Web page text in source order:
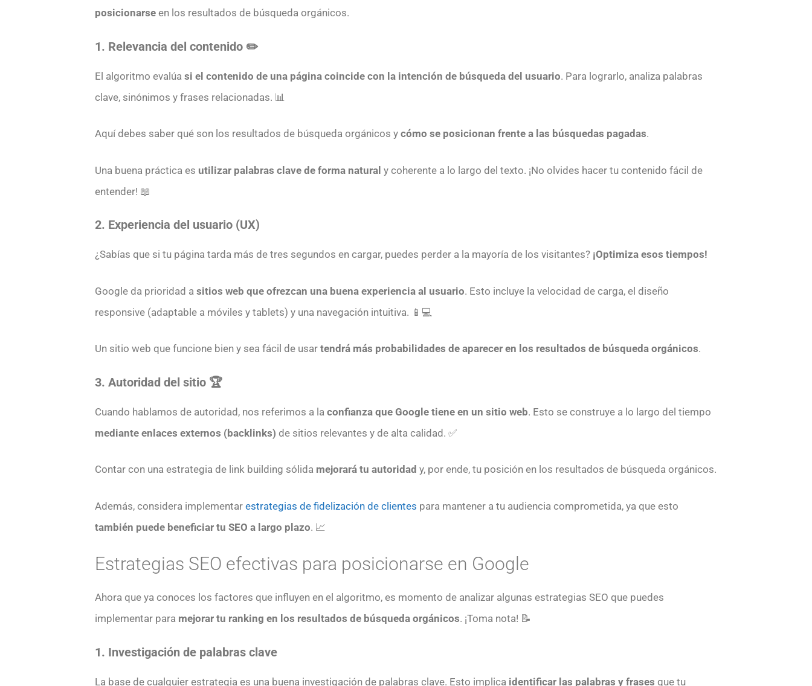
posicionarseen los resultados de búsqueda orgánicos.
1. Relevancia del contenido ✏️
El algoritmo evalúa si el contenido de una página coincide con la intención de búsqueda del usuario. Para lograrlo, analiza palabras
clave, sinónimos y frases relacionadas. 📊
Aquí debes saber qué son los resultados de búsqueda orgánicos y cómo se posicionan frente a las búsquedas pagadas.
Una buena práctica es utilizar palabras clave de forma natural y coherente a lo largo del texto. ¡No olvides hacer tu contenido fácil de
entender! 📖
2. Experiencia del usuario (UX)
¿Sabías que si tu página tarda más de tres segundos en cargar, puedes perder a la mayoría de los visitantes? ¡Optimiza esos tiempos!
Google da prioridad a sitios web que ofrezcan una buena experiencia al usuario. Esto incluye la velocidad de carga, el diseño
responsive (adaptable a móviles y tablets) y una navegación intuitiva. 📱💻
Un sitio web que funcione bien y sea fácil de usar tendrá más probabilidades de aparecer en los resultados de búsqueda orgánicos.
3. Autoridad del sitio 🏆
Cuando hablamos de autoridad, nos referimos a la confianza que Google tiene en un sitio web. Esto se construye a lo largo del tiempo
mediante enlaces externos (backlinks) de sitios relevantes y de alta calidad. ✅
Contar con una estrategia de link building sólidamejorará tu autoridad y, por ende, tu posición en los resultados de búsqueda orgánicos.
Además, considera implementar estrategias de fidelización de clientes para mantener a tu audiencia comprometida, ya que esto
también puede beneficiar tu SEO a largo plazo. 📈
Estrategias SEO efectivas para posicionarse en Google
Ahora que ya conoces los factores que influyen en el algoritmo, es momento de analizar algunas estrategias SEO que puedes
implementar para mejorar tu ranking en los resultados de búsqueda orgánicos. ¡Toma nota! 📝
1. Investigación de palabras clave
La base de cualquier estrategia es una buena investigación de palabras clave. Esto implica identificar las palabras y frases que tu